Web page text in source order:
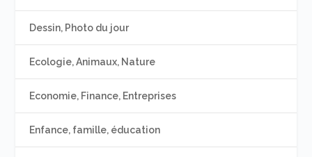
Dessin, Photo du jour
Ecologie, Animaux, Nature
Economie, Finance, Entreprises
Enfance, famille, éducation